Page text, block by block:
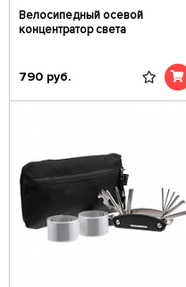
Велосипедный осевой
концентратор света
790 руб.